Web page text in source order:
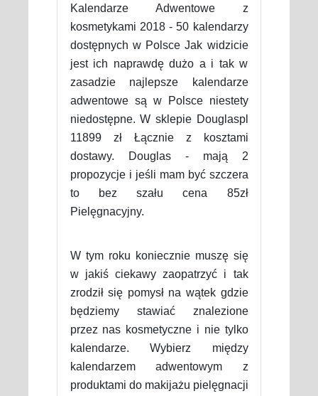
Kalendarze Adwentowe z
kosmetykami 2018 - 50 kalendarzy
dostępnych w Polsce Jak widzicie
jest ich naprawdę dużo a i tak w
zasadzie najlepsze kalendarze
adwentowe są w Polsce niestety
niedostępne. W sklepie Douglaspl
11899 zł Łącznie z kosztami
dostawy. Douglas - mają 2
propozycje i jeśli mam być szczera
to bez szału cena 85zł
Pielęgnacyjny.
W tym roku koniecznie muszę się
w jakiś ciekawy zaopatrzyć i tak
zrodził się pomysł na wątek gdzie
będziemy stawiać znalezione
przez nas kosmetyczne i nie tylko
kalendarze. Wybierz między
kalendarzem adwentowym z
produktami do makijażu pielęgnacji